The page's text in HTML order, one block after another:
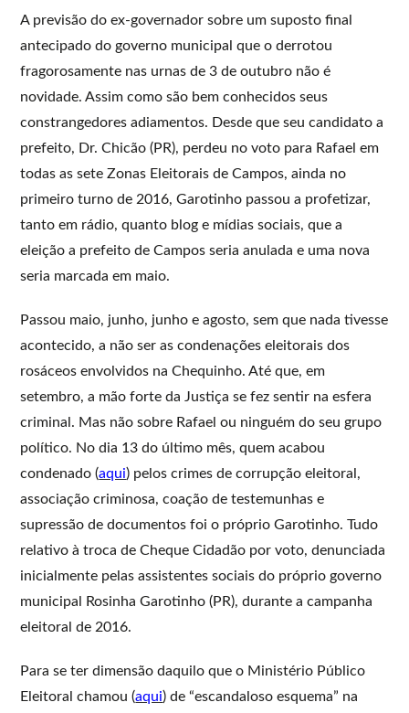
A previsão do ex-governador sobre um suposto final
antecipado do governo municipal que o derrotou
fragorosamente nas urnas de 3 de outubro não é
novidade. Assim como são bem conhecidos seus
constrangedores adiamentos. Desde que seu candidato a
prefeito, Dr. Chicão (PR), perdeu no voto para Rafael em
todas as sete Zonas Eleitorais de Campos, ainda no
primeiro turno de 2016, Garotinho passou a profetizar,
tanto em rádio, quanto blog e mídias sociais, que a
eleição a prefeito de Campos seria anulada e uma nova
seria marcada em maio.
Passou maio, junho, junho e agosto, sem que nada tivesse
acontecido, a não ser as condenações eleitorais dos
rosáceos envolvidos na Chequinho. Até que, em
setembro, a mão forte da Justiça se fez sentir na esfera
criminal. Mas não sobre Rafael ou ninguém do seu grupo
político. No dia 13 do último mês, quem acabou
condenado (aqui) pelos crimes de corrupção eleitoral,
associação criminosa, coação de testemunhas e
supressão de documentos foi o próprio Garotinho. Tudo
relativo à troca de Cheque Cidadão por voto, denunciada
inicialmente pelas assistentes sociais do próprio governo
municipal Rosinha Garotinho (PR), durante a campanha
eleitoral de 2016.
Para se ter dimensão daquilo que o Ministério Público
Eleitoral chamou (aqui) de “escandaloso esquema” na